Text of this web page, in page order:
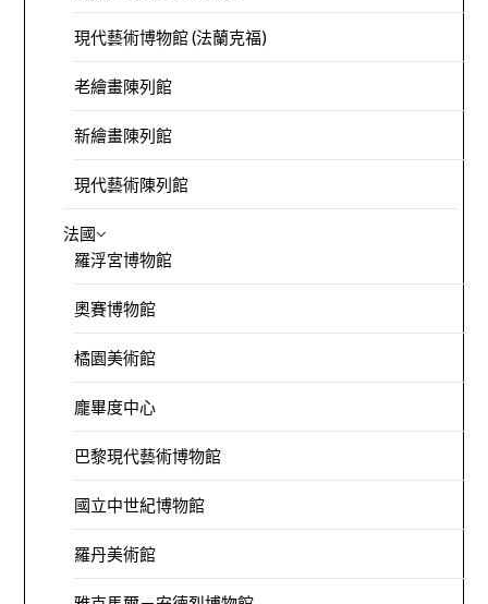
現代藝術博物館 (法蘭克福)
老繪畫陳列館
新繪畫陳列館
現代藝術陳列館
法國
羅浮宮博物館
奧賽博物館
橘園美術館
龐畢度中心
巴黎現代藝術博物館
國立中世紀博物館
羅丹美術館